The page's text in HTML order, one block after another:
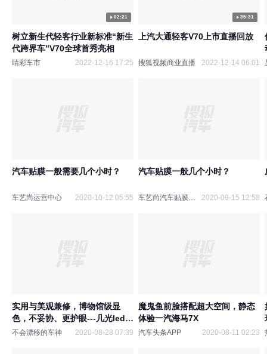
02:21
树立新生代轻客行业新标准“新生
代跨界车”V70全球首秀亮相
睛彩车市 2022-12-16 17:25
35:31
上汽大通轻客V70上市直播回放
搜狐视频商业直播 2022-12-14 06:01
汽车贴膜一般需要几个小时？
车艺尚运营中心 2020-10-12 05:55
汽车贴膜一般几个小时？
车艺尚汽车贴膜连锁 2020-09-15 12:58
实用与美观兼修，博物馆级显
色，不妥协、更护眼---几光led智
能台灯开箱简评
不会漂移的车神 2020-08-28 07:39
魔鬼鱼前脸搭配超大空间，静态
体验一汽海马7X
汽车头条APP 2020-08-11 02:23